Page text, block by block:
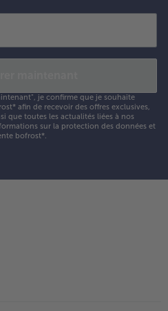
je confirme que je souhaite
afin de recevoir des offres exclusives,
que toutes les actualités liées à nos
sur la protection des données et
bofrost*.